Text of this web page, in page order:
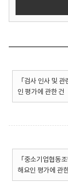
「검사 인사 및
인 평가에 관한 건
「중소기업협동
해요인 평가에 관